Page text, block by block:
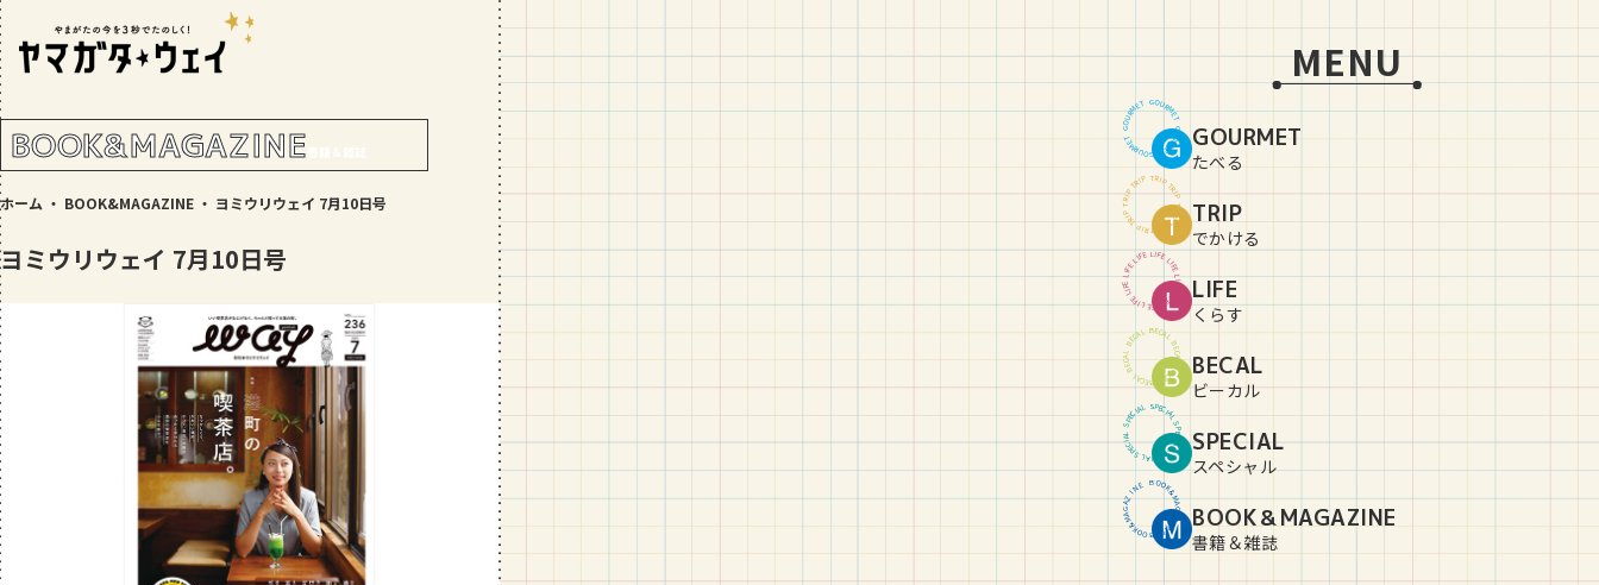
RANKING!
地元民が選ぶ山形県ラーメン人気店
おすすめ！山形のそば【23選】地元民
の人気ランキング付！～日刊ヤマガタ
ウェイが厳選
GOURMET
【お肉をやわらかくする方法10選】結
局何が効果的？～おすすめのお取り寄
せセットも！
TRIP
【写真付き】山寺の階段はきつい？階
段数や所要時間をご紹介！
MENU
GOURME
T
G
O
U
R
M
E
T
G
O
U
R
M
E
T
G
O
U
RMET
GOURMET
たべる
TRIPT
RI
P
T
R
P
T
R
T
R
I
P
T
R
I
P
T
R
I
P
T
RIP
TRIP
でかける
LIFEL
IF
E
L
F
L
I
FE
F
E
L
I
F
E
L
I
F
E
L
IF
E
LIFE
LIFE
くらす
BECA
L
BE
C
A
L
B
E
C
A
B
E
C
A
L
B
E
C
A
L
BE
CAL
BECAL
ビーカル
SPECI
A
L
SP
E
C
A
L
S
P
CI
A
L
S
P
E
C
I
A
L
SP
E
CIAL
SPECIAL
スペシャル
BOOK
&M
A
G
A
Z
I
N
E
B
O
O
K
&
M
A
G
A
Z
I
NE
BOOK＆MAGAZINE
書籍＆雑誌
BOOK&MAGAZINE 書籍＆雑誌
ホーム ・ BOOK&MAGAZINE ・ ヨミウリウェイ 7月10日号
ヨミウリウェイ 7月10日号